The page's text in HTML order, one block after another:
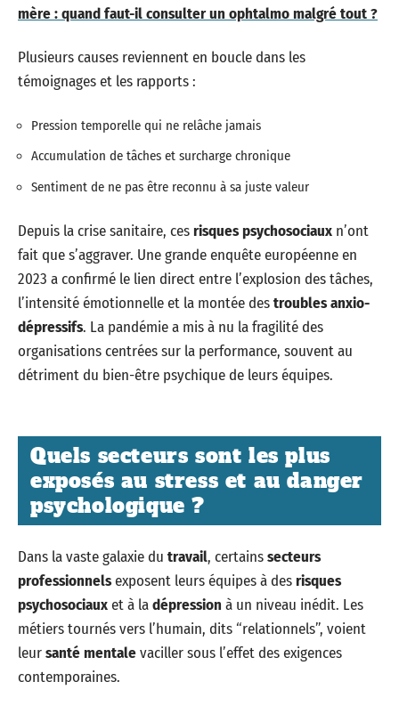
mère : quand faut-il consulter un ophtalmo malgré tout ?
Plusieurs causes reviennent en boucle dans les
témoignages et les rapports :
Pression temporelle qui ne relâche jamais
Accumulation de tâches et surcharge chronique
Sentiment de ne pas être reconnu à sa juste valeur
Depuis la crise sanitaire, cesrisques psychosociaux n’ont
fait que s’aggraver. Une grande enquête européenne en
2023 a confirmé le lien direct entre l’explosion des tâches,
l’intensité émotionnelle et la montée destroubles anxio-
dépressifs. La pandémie a mis à nu la fragilité des
organisations centrées sur la performance, souvent au
détriment du bien-être psychique de leurs équipes.
Quels secteurs sont les plus
exposés au stress et au danger
psychologique ?
Dans la vaste galaxie du travail, certainssecteurs
professionnelsexposent leurs équipes à desrisques
psychosociauxet à ladépression à un niveau inédit. Les
métiers tournés vers l’humain, dits “relationnels”, voient
leursanté mentalevaciller sous l’effet des exigences
contemporaines.